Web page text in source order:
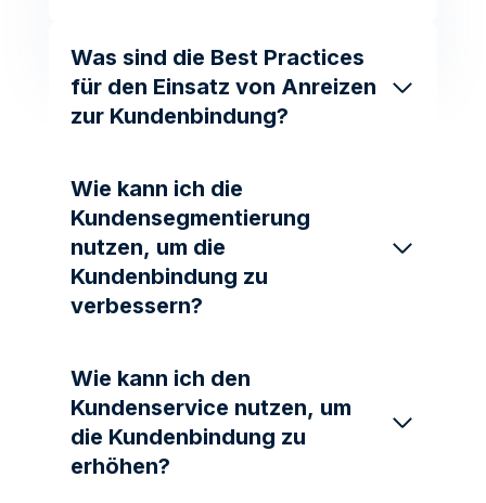
Was sind die Best Practices
für den Einsatz von Anreizen
zur Kundenbindung?
Wie kann ich die
Kundensegmentierung
nutzen, um die
Kundenbindung zu
verbessern?
Wie kann ich den
Kundenservice nutzen, um
die Kundenbindung zu
erhöhen?